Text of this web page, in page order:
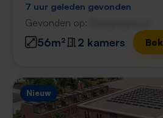
7 uur geleden gevonden
Gevonden op:
56m² 2 kamers
Nieuw